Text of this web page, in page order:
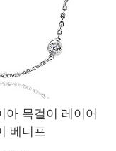
아 목걸이 레이어
베니프